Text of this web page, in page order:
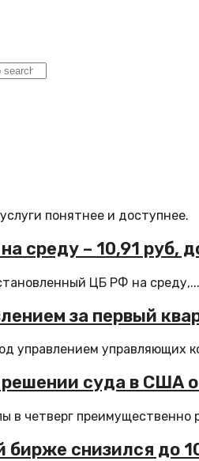
понятнее и доступнее.
среду – 10,91 руб,
ЦБ РФ на среду,...
за первый
управлением управляющих
суда в США
в четверг преимущественно
снизился до